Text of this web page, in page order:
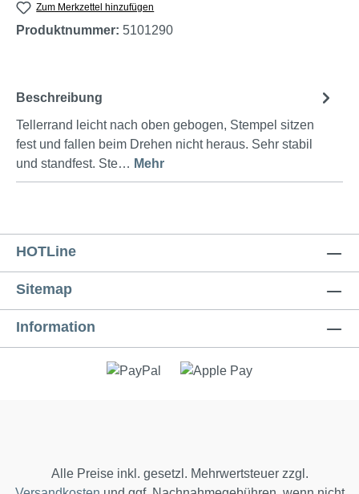
Zum Merkzettel hinzufügen
Produktnummer: 5101290
Beschreibung
Tellerrand leicht nach oben gebogen, Stempel sitzen
fest und fallen beim Drehen nicht heraus. Sehr stabil
und standfest. Ste… Mehr
HOTLine
Sitemap
Information
Alle Preise inkl. gesetzl. Mehrwertsteuer zzgl.